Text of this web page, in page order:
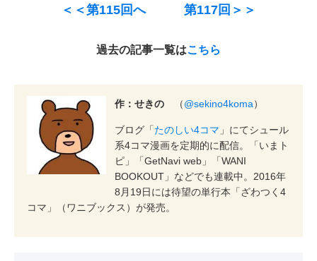
＜＜第115回へ 第117回＞＞
過去の記事一覧はこちら
作：せきの（@sekino4koma）
ブログ「たのしい4コマ 」にてシュール
系4コマ漫画を定期的に配信。「いまト
ピ」「GetNavi web」「WANI
BOOKOUT」などでも連載中。2016年
8月19日には待望の単行本「ざわつく4
コマ」（ワニブックス）が発売。